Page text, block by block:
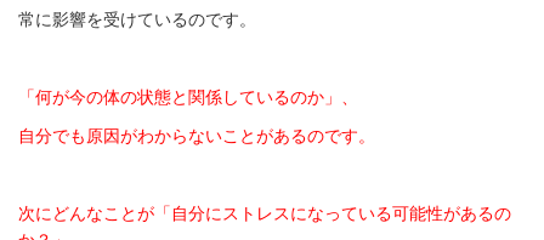
常に影響を受けているのです。
「何が今の体の状態と関係しているのか」、
自分でも原因がわからないことがあるのです。
次にどんなことが「自分にストレスになっている可能性があるの